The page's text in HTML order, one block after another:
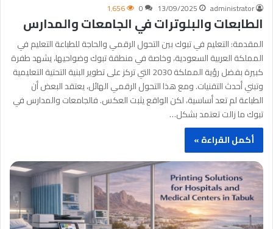
administrator
13/09/2025
0 1٬656
الطابعات والبلوترات في الجامعات والمدارس
المقدمة: التعليم في تبوك بين التحول الرقمي والحاجة للطباعة التعليم في
المملكة العربية السعودية، وخاصة في منطقة تبوك وضواحيها، يشهد طفرة
كبيرة بفضل رؤية المملكة 2030 التي تركز على تطوير البنية التحتية التعليمية
وتبني أحدث التقنيات. ومع هذا التحول الرقمي الهائل، يعتقد البعض أن
الطباعة لم تعد أساسية، لكن الواقع يثبت العكس. فالجامعات والمدارس في
تبوك ما زالت تعتمد بشكل…
أكمل القراءة »